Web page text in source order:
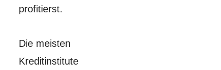
profitierst.
Die meisten
Kreditinstitute